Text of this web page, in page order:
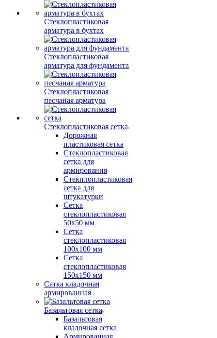
Стеклопластиковая
арматура в бухтах
Стеклопластиковая
арматура для фундамента
Стеклопластиковая
песчаная арматура
Стеклопластиковая сетка
Дорожная
пластиковая сетка
Стеклопластиковая
сетка для
армирования
Стекплопластиковая
сетка для
штукатурки
Сетка
стеклопластиковая
50x50 мм
Сетка
стеклопластиковая
100x100 мм
Сетка
стеклопластиковая
150x150 мм
Сетка кладочная
армированная
Базальтовая сетка
Базальтовая
кладочная сетка
Армированная